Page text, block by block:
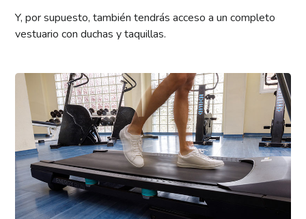
Y, por supuesto, también tendrás acceso a un completo
vestuario con duchas y taquillas.